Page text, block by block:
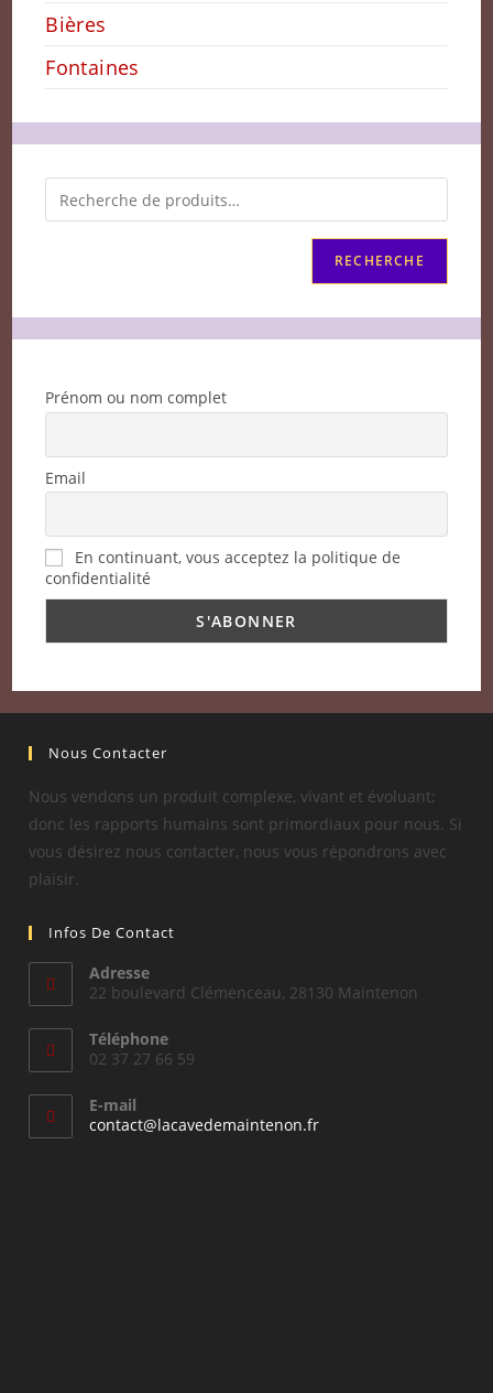
Bières
Fontaines
RECHERCHE
Prénom ou nom complet
Email
En continuant, vous acceptez la politique de
confidentialité
Nous Contacter
Nous vendons un produit complexe, vivant et évoluant;
donc les rapports humains sont primordiaux pour nous. Si
vous désirez nous contacter, nous vous répondrons avec
plaisir.
Infos De Contact
Adresse
22 boulevard Clémenceau, 28130 Maintenon
Téléphone
02 37 27 66 59
E-mail
contact@lacavedemaintenon.frS’ouvre